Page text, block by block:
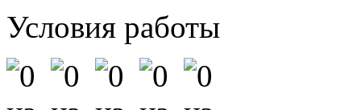
Условия работы